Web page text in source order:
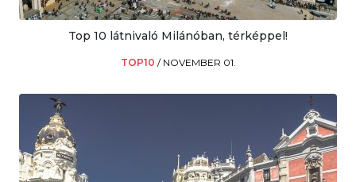
Top 10 látnivaló Milánóban, térképpel!
TOP10 / NOVEMBER 01.